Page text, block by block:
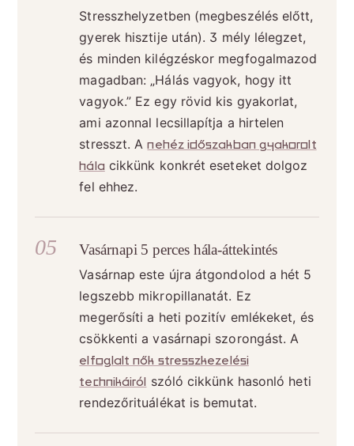
Stresszhelyzetben (megbeszélés előtt,
gyerek hisztije után). 3 mély lélegzet,
és minden kilégzéskor megfogalmazod
magadban: „Hálás vagyok, hogy itt
vagyok.” Ez egy rövid kis gyakorlat,
ami azonnal lecsillapítja a hirtelen
stresszt. Anehéz időszakban gyakorolt
hála cikkünk konkrét eseteket dolgoz
fel ehhez.
Vasárnapi 5 perces hála-áttekintés
Vasárnap este újra átgondolod a hét 5
legszebb mikropillanatát. Ez
megerősíti a heti pozitív emlékeket, és
csökkenti a vasárnapi szorongást. A
elfoglalt nők stresszkezelési
technikáiról szóló cikkünk hasonló heti
rendezőrituálékat is bemutat.